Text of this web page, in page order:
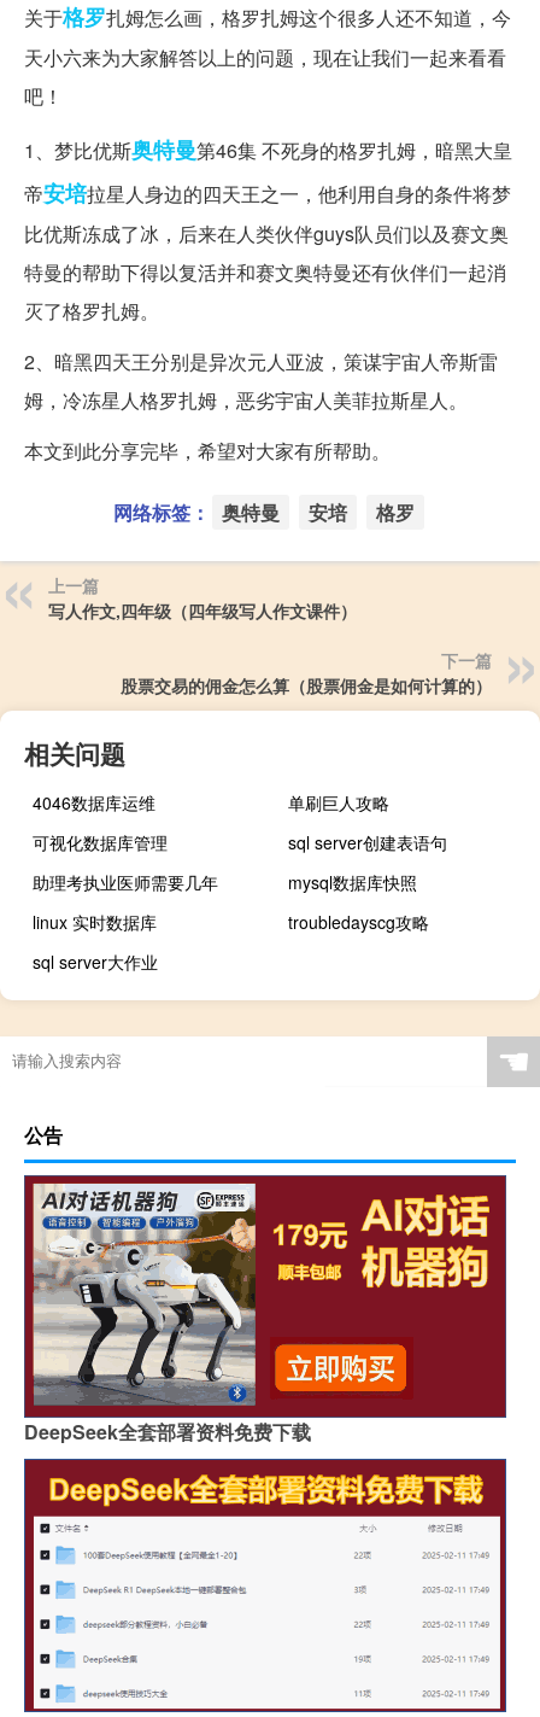
关于格罗扎姆怎么画，格罗扎姆这个很多人还不知道，今
天小六来为大家解答以上的问题，现在让我们一起来看看
吧！
1、梦比优斯奥特曼第46集 不死身的格罗扎姆，暗黑大皇
帝安培拉星人身边的四天王之一，他利用自身的条件将梦
比优斯冻成了冰，后来在人类伙伴guys队员们以及赛文奥
特曼的帮助下得以复活并和赛文奥特曼还有伙伴们一起消
灭了格罗扎姆。
2、暗黑四天王分别是异次元人亚波，策谋宇宙人帝斯雷
姆，冷冻星人格罗扎姆，恶劣宇宙人美菲拉斯星人。
本文到此分享完毕，希望对大家有所帮助。
网络标签： 奥特曼 安培 格罗
上一篇
写人作文,四年级（四年级写人作文课件）
下一篇
股票交易的佣金怎么算（股票佣金是如何计算的）
相关问题
4046数据库运维
单刷巨人攻略
可视化数据库管理
sql server创建表语句
助理考执业医师需要几年
mysql数据库快照
linux 实时数据库
troubledayscg攻略
sql server大作业
☚
公告
DeepSeek全套部署资料免费下载